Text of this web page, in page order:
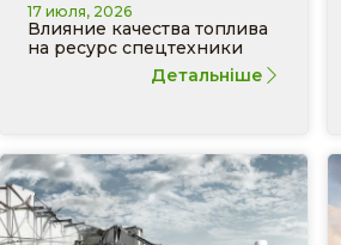
17 июля, 2026
Влияние качества топлива
на ресурс спецтехники
Детальніше